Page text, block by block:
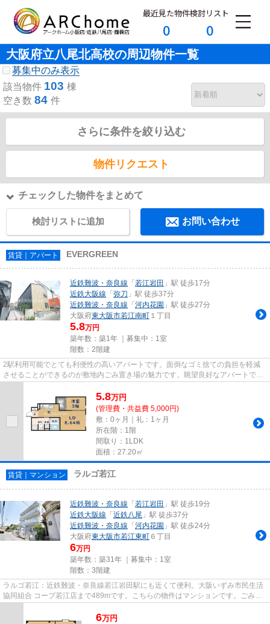
最近見た物件
0
検討リスト
0
大阪府立八尾北高校の周辺物件一覧
募集中のみ表示
該当物件 103 棟
空き数 84 件
さらに条件を絞り込む
物件リクエスト
チェックした物件をまとめて
検討リストに追加 お問い合わせ
賃貸｜アパート EVERGREEN
近鉄難波・奈良線 「若江岩田 」駅 徒歩17分
近鉄大阪線 「弥刀 」駅 徒歩37分
近鉄難波・奈良線 「河内花園 」駅 徒歩27分
大阪府東大阪市若江南町 １丁目
5.8万円
築年数：築1年 ｜募集中： 1室
階数：2階建
2駅利用可能でとても利便性の高いアパートです。面倒なゴミ捨ての負担を軽減
させることができるのが敷地内ごみ置き場の魅力です。眺望良好なアパートで
す。駐車場までの距離は100mです...
5.8万円
(管理費・共益費 5,000円)
敷：0ヶ月｜礼：1ヶ月
所在階：1階
間取り：1LDK
面積：27.20㎡
賃貸｜マンション ラルゴ若江
近鉄難波・奈良線 「若江岩田 」駅 徒歩19分
近鉄大阪線 「近鉄八尾 」駅 徒歩37分
近鉄難波・奈良線 「河内花園 」駅 徒歩24分
大阪府東大阪市若江東町 ６丁目
6万円
築年数：築31年 ｜募集中： 1室
階数：3階建
ラルゴ若江：近鉄難波・奈良線若江岩田駅にも近くて便利。大阪いずみ市民生活
協同組合 コープ若江店まで489mです。こちらの物件はマンションです。ごみ置
き場も近くにあり、使い勝手も...
6万円